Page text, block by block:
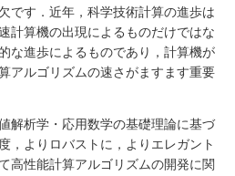
です．近年，科学技術計算の進歩は
計算機の出現によるものだけではな
な進歩によるものであり，計算機が
アルゴリズムの速さがますます重要
解析学・応用数学の基礎理論に基づ
，よりロバストに，よりエレガント
高性能計算アルゴリズムの開発に関